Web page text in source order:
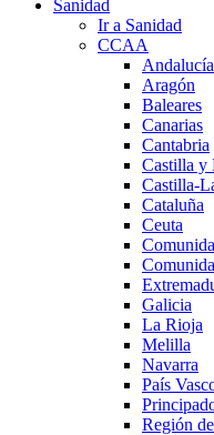
Sanidad
Ir a Sanidad
CCAA
Andalucía
Aragón
Baleares
Canarias
Cantabria
Castilla y
Castilla-
Cataluña
Ceuta
Galicia
La Rioja
Melilla
Navarra
País
Región